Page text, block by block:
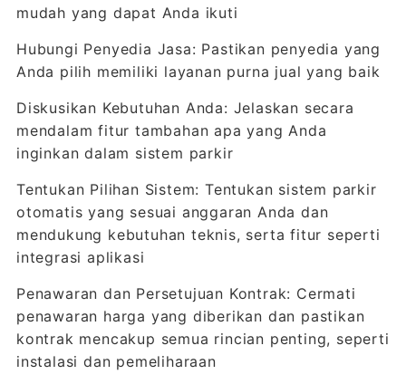
mudah yang dapat Anda ikuti
Hubungi Penyedia Jasa: Pastikan penyedia yang
Anda pilih memiliki layanan purna jual yang baik
Diskusikan Kebutuhan Anda: Jelaskan secara
mendalam fitur tambahan apa yang Anda
inginkan dalam sistem parkir
Tentukan Pilihan Sistem: Tentukan sistem parkir
otomatis yang sesuai anggaran Anda dan
mendukung kebutuhan teknis, serta fitur seperti
integrasi aplikasi
Penawaran dan Persetujuan Kontrak: Cermati
penawaran harga yang diberikan dan pastikan
kontrak mencakup semua rincian penting, seperti
instalasi dan pemeliharaan